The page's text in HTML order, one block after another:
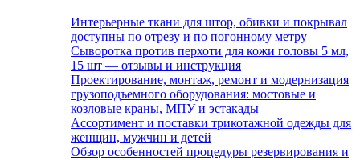
Интерьерные ткани для штор, обивки и покрывал
доступны по отрезу и по погонному метру
Сыворотка против перхоти для кожи головы 5 мл,
15 шт — отзывы и инструкция
Проектирование, монтаж, ремонт и модернизация
грузоподъемного оборудования: мостовые и
козловые краны, МПУ и эстакады
Ассортимент и поставки трикотажной одежды для
женщин, мужчин и детей
Обзор особенностей процедуры резервирования и